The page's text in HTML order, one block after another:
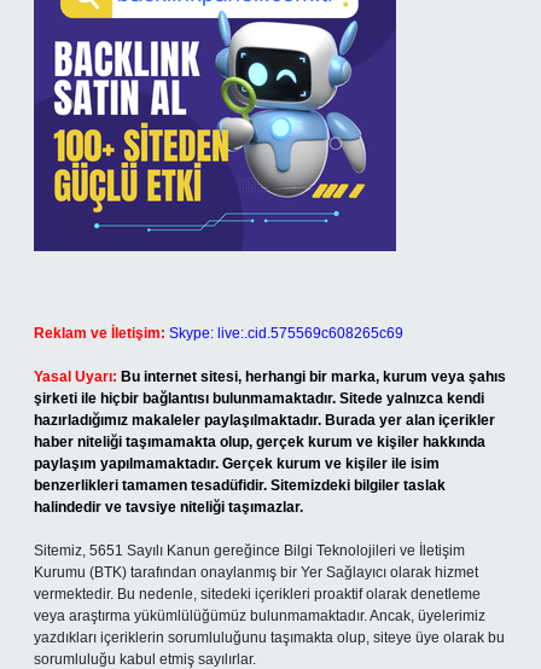
Reklam ve İletişim: Skype: live:.cid.575569c608265c69
Yasal Uyarı: Bu internet sitesi, herhangi bir marka, kurum veya şahıs
şirketi ile hiçbir bağlantısı bulunmamaktadır. Sitede yalnızca kendi
hazırladığımız makaleler paylaşılmaktadır. Burada yer alan içerikler
haber niteliği taşımamakta olup, gerçek kurum ve kişiler hakkında
paylaşım yapılmamaktadır. Gerçek kurum ve kişiler ile isim
benzerlikleri tamamen tesadüfidir. Sitemizdeki bilgiler taslak
halindedir ve tavsiye niteliği taşımazlar.
Sitemiz, 5651 Sayılı Kanun gereğince Bilgi Teknolojileri ve İletişim
Kurumu (BTK) tarafından onaylanmış bir Yer Sağlayıcı olarak hizmet
vermektedir. Bu nedenle, sitedeki içerikleri proaktif olarak denetleme
veya araştırma yükümlülüğümüz bulunmamaktadır. Ancak, üyelerimiz
yazdıkları içeriklerin sorumluluğunu taşımakta olup, siteye üye olarak bu
sorumluluğu kabul etmiş sayılırlar.